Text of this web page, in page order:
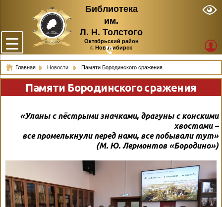
Библиотека
им.
Л. Н. Толстого
Октябрьский район
г. Новосибирск
Главная Новости Памяти Бородинского сражения
Памяти Бородинского сражения
«Уланы с пёстрыми значками, драгуны с конскими
хвостами –
все промелькнули перед нами, все побывали тут»
(М. Ю. Лермонтов «Бородино»)